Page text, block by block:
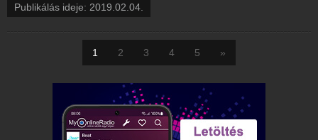
Publikálás ideje: 2019.02.04.
1 2 3 4 5 »